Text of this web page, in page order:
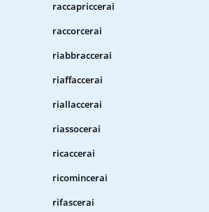
raccapriccerai
raccorcerai
riabbraccerai
riaffaccerai
riallaccerai
riassocerai
ricaccerai
ricomincerai
rifascerai